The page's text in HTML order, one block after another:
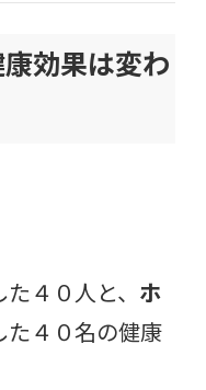
効果は変わ
４０人と、 ホ
た４０名の健康